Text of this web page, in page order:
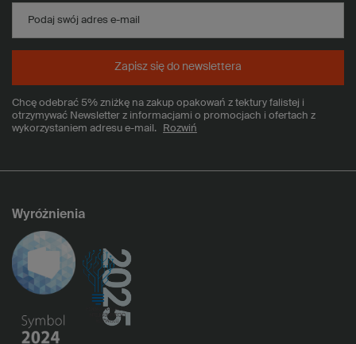
Podaj swój adres e-mail
Chcę odebrać 5% zniżkę na zakup opakowań z tektury falistej i
otrzymywać Newsletter z informacjami o promocjach i ofertach z
wykorzystaniem adresu e-mail.
Rozwiń
Zapisz się do newslettera
Wyróżnienia